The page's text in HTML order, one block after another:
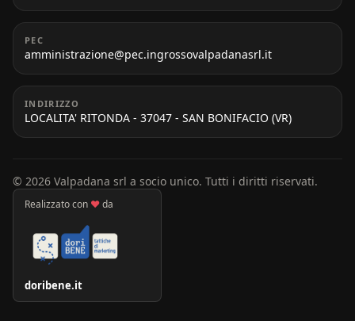
PEC
amministrazione@pec.ingrossovalpadanasrl.it
INDIRIZZO
LOCALITA' RITONDA - 37047 - SAN BONIFACIO (VR)
© 2026 Valpadana srl a socio unico. Tutti i diritti riservati.
Realizzato con ♥da
doribene.it